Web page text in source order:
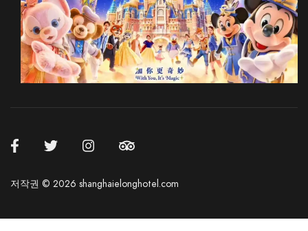
저작권 © 2026 shanghaielonghotel.com